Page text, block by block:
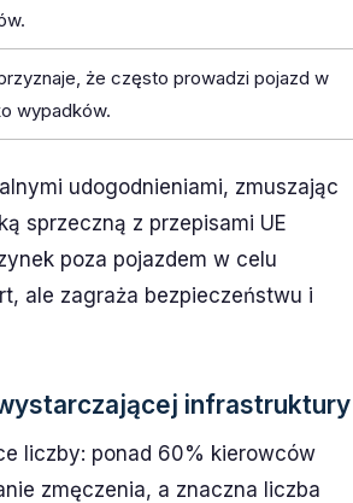
że często prowadzi pojazd w
wypadków.
udogodnieniami, zmuszając
sprzeczną z przepisami UE
poza pojazdem w celu
ale zagraża bezpieczeństwu i
infrastruktury
liczby: ponad 60% kierowców
zmęczenia, a znaczna liczba